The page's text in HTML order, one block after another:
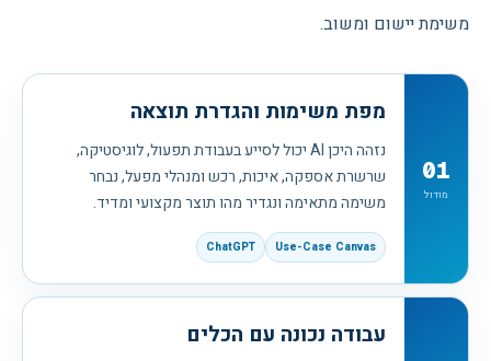
משימת יישום ומשוב.
01
מודול
מפת משימות והגדרת תוצאה
נזהה היכן AI יכול לסייע בעבודת תפעול, לוגיסטיקה,
שרשרת אספקה, איכות, רכש ומנהלי מפעל, נבחר
משימה מתאימה ונגדיר מהו תוצר מקצועי ומדיד.
Use-Case Canvas
ChatGPT
עבודה נכונה עם הכלים